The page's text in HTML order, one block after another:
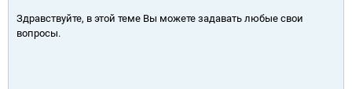
Здравствуйте, в этой теме Вы можете задавать любые свои
вопросы.